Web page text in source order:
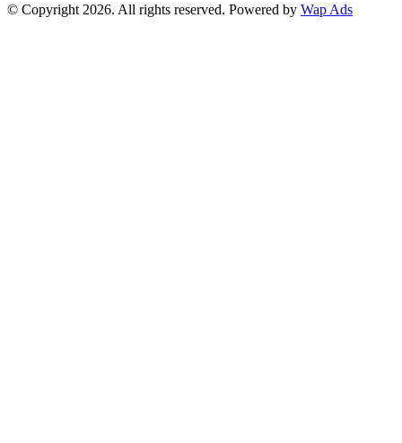
© Copyright 2026. All rights reserved. Powered by Wap Ads